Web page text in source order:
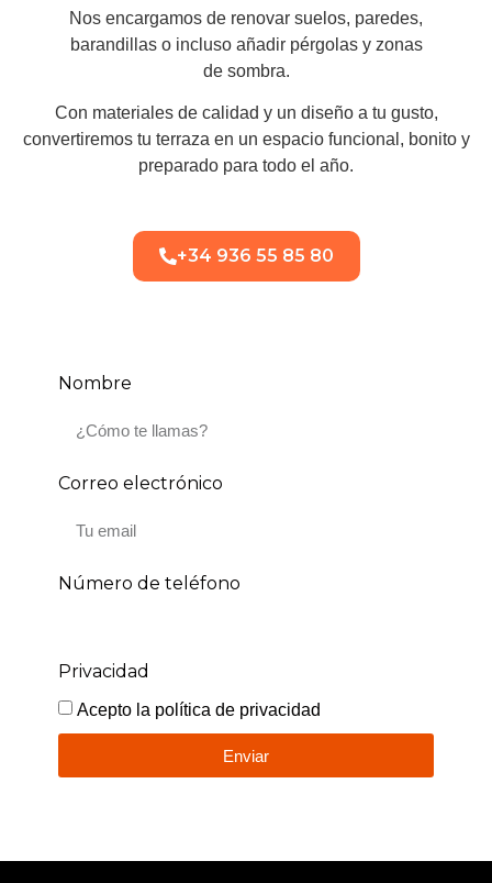
Nos encargamos de renovar suelos, paredes,
barandillas o incluso añadir pérgolas y zonas
de sombra.
Con materiales de calidad y un diseño a tu gusto,
convertiremos tu terraza en un espacio funcional, bonito y
preparado para todo el año.
+34 936 55 85 80
Nombre
Correo electrónico
Número de teléfono
Privacidad
Acepto la política de privacidad
Enviar